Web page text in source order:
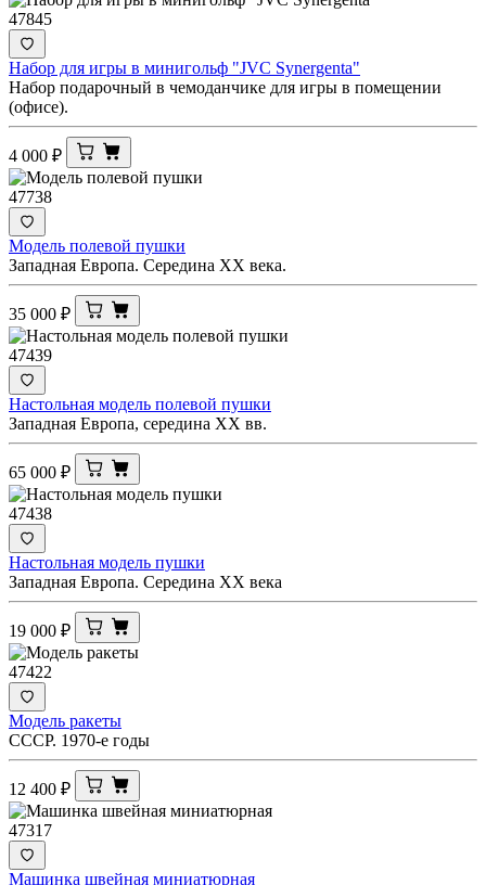
47845
Набор для игры в минигольф "JVC Synergenta"
Набор подарочный в чемоданчике для игры в помещении
(офисе).
4 000 ₽
47738
Модель полевой пушки
Западная Европа. Середина XX века.
35 000 ₽
47439
Настольная модель полевой пушки
Западная Европа, середина XX вв.
65 000 ₽
47438
Настольная модель пушки
Западная Европа. Середина XX века
19 000 ₽
47422
Модель ракеты
СССР. 1970-е годы
12 400 ₽
47317
Машинка швейная миниатюрная